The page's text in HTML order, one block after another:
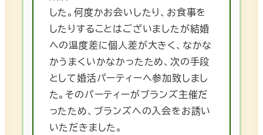
した。何度かお会いしたり、お食事を
したりすることはございましたが結婚
への温度差に個人差が大きく、なかな
かうまくいかなかったため、次の手段
として婚活パーティーへ参加致しまし
た。そのパーティーがブランズ主催だ
ったため、ブランズへの入会をお誘い
いただきました。